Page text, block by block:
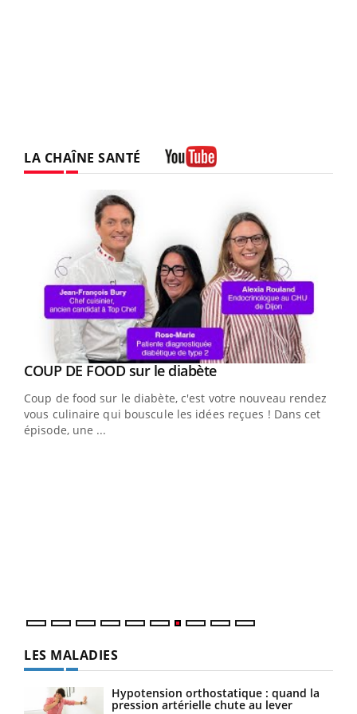
LA CHAÎNE SANTÉ
Youtube
COUP DE FOOD sur le diabèteYoutube
Coup de food sur le diabète, c'est votre nouveau rendez-
vous culinaire qui bouscule les idées reçues ! Dans cet
épisode, une ...
LES MALADIES
Hypotension orthostatique : quand la
pression artérielle chute au lever